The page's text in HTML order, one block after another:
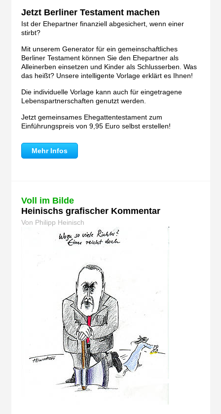
Jetzt Berliner Testament machen
Ist der Ehepartner finanziell abgesichert, wenn einer
stirbt?
Mit unserem Generator für ein gemeinschaftliches
Berliner Testament können Sie den Ehepartner als
Alleinerben einsetzen und Kinder als Schlusserben. Was
das heißt? Unsere intelligente Vorlage erklärt es Ihnen!
Die individuelle Vorlage kann auch für eingetragene
Lebenspartnerschaften genutzt werden.
Jetzt gemeinsames Ehegattentestament zum
Einführungspreis von 9,95 Euro selbst erstellen!
Mehr Infos
Voll im Bilde
Heinischs grafischer Kommentar
Von Philipp Heinisch